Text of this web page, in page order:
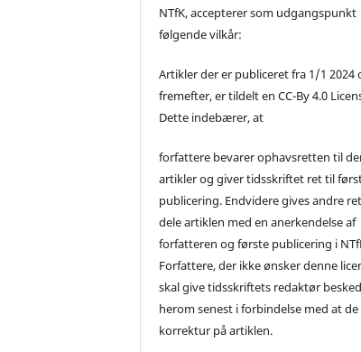
NTfK, accepterer som udgangspunkt
følgende vilkår:
Artikler der er publiceret fra 1/1 2024
fremefter, er tildelt en CC-By 4.0
Dette indebærer, at
forfattere bevarer ophavsretten til
artikler og giver tidsskriftet ret til
publicering. Endvidere gives andre
dele artiklen med en anerkendelse af
forfatteren og første publicering i
Forfattere, der ikke ønsker denne
skal give tidsskriftets redaktør besked
herom senest i forbindelse med at
korrektur på artiklen.